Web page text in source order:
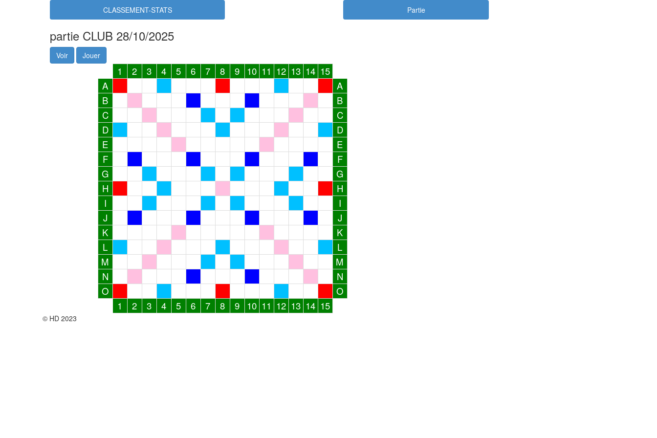
CLASSEMENT-STATS Partie
partie CLUB 28/10/2025
Voir Jouer
1 2 3 4 5 6 7 8 9 10 11 12 13 14 15
A
A
B
B
C
C
D
D
E
E
F
F
G
G
H
H
I
I
J
J
K
K
L
L
M
M
N
N
O
O
1
2 3 4 5 6 7 8 9 10 11 12 13 14 15
© HD 2023